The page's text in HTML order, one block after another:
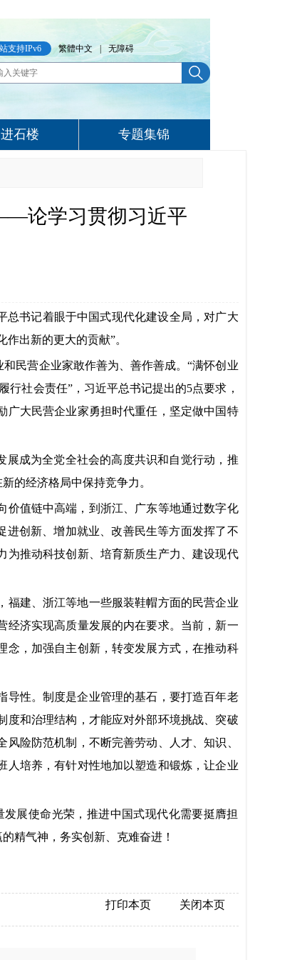
支持IPv6 繁體中文 无障碍
石楼 专题集锦
论学习贯彻习近平
总书记着眼于中国式现代化建设全局，对广大
出新的更大的贡献”。
民营企业家敢作善为、善作善成。“满怀创业
行社会责任”，习近平总书记提出的5点要求，
广大民营企业家勇担时代重任，坚定做中国特
展成为全党全社会的高度共识和自觉行动，推
的经济格局中保持竞争力。
价值链中高端，到浙江、广东等地通过数字化
创新、增加就业、改善民生等方面发挥了不
为推动科技创新、培育新质生产力、建设现代
福建、浙江等地一些服装鞋帽方面的民营企业
经济实现高质量发展的内在要求。当前，新一
念，加强自主创新，转变发展方式，在推动科
导性。制度是企业管理的基石，要打造百年老
度和治理结构，才能应对外部环境挑战、突破
险防范机制，不断完善劳动、人才、知识、
人培养，有针对性地加以塑造和锻炼，让企业
展使命光荣，推进中国式现代化需要挺膺担
精气神，务实创新、克难奋进！
打印本页 关闭本页